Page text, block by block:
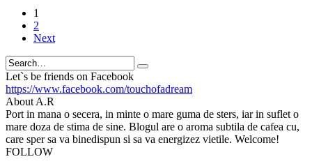
1
2
Next
Search
Let`s be friends on Facebook
https://www.facebook.com/touchofadream
About A.R
Port in mana o secera, in minte o mare guma de sters, iar in suflet o
mare doza de stima de sine. Blogul are o aroma subtila de cafea cu,
care sper sa va binedispun si sa va energizez vietile. Welcome!
FOLLOW